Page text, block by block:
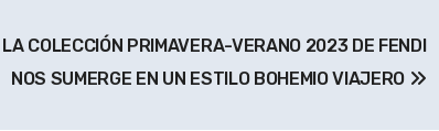
LA COLECCIÓN PRIMAVERA-VERANO 2023 DE FENDI
NOS SUMERGE EN UN ESTILO BOHEMIO VIAJERO